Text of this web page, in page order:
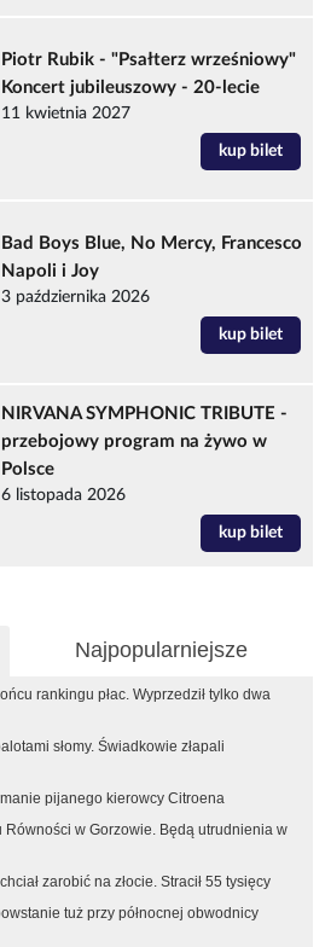
Piotr Rubik - "Psałterz wrześniowy"
Koncert jubileuszowy - 20-lecie
11 kwietnia 2027
kup bilet
Bad Boys Blue, No Mercy, Francesco
Napoli i Joy
3 października 2026
kup bilet
NIRVANA SYMPHONIC TRIBUTE -
przebojowy program na żywo w
Polsce
6 listopada 2026
kup bilet
Najpopularniejsze
rankingu płac. Wyprzedził tylko dwa
słomy. Świadkowie złapali
pijanego kierowcy Citroena
Równości w Gorzowie. Będą utrudnienia w
zarobić na złocie. Stracił 55 tysięcy
tuż przy północnej obwodnicy